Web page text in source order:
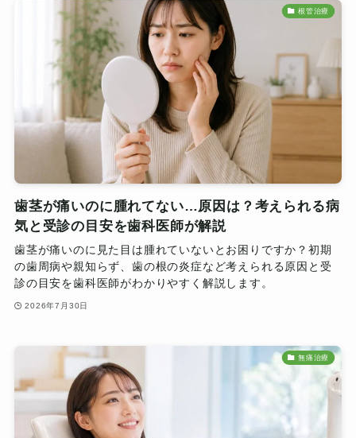
根管治療
歯茎が痛いのに腫れてない…原因は？考えられる病
気と受診の目安を歯科医師が解説
歯茎が痛いのに見た目は腫れていないとお困りですか？初期
の歯周病や親知らず、歯の根の炎症など考えられる原因と受
診の目安を歯科医師がわかりやすく解説します。
2026年7月30日
無痛治療